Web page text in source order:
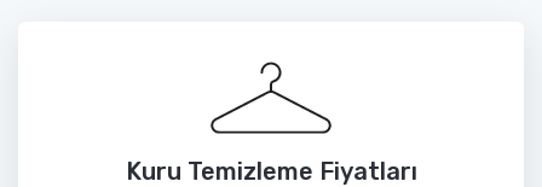
Kuru Temizleme Fiyatları